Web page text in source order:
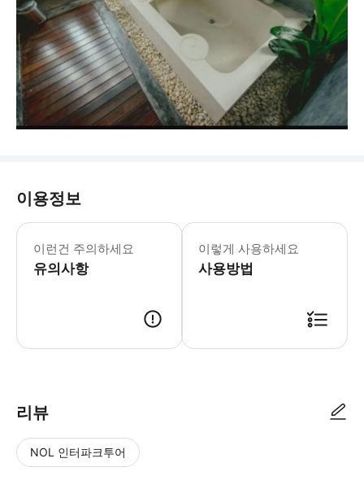
이용정보
이런건 주의하세요
유의사항
이렇게 사용하세요
사용방법
리뷰
NOL 인터파크투어